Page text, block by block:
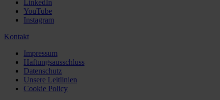
LinkedIn
YouTube
Instagram
Kontakt
Impressum
Haftungsausschluss
Datenschutz
Unsere Leitlinien
Cookie Policy